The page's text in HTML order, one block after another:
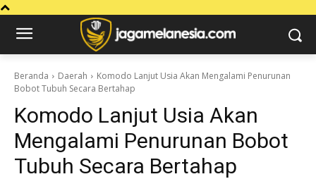
Beranda Daerah
Komodo Lanjut Usia Akan Mengalami Penurunan
Bobot Tubuh Secara Bertahap
Komodo Lanjut Usia Akan
Mengalami Penurunan Bobot
Tubuh Secara Bertahap